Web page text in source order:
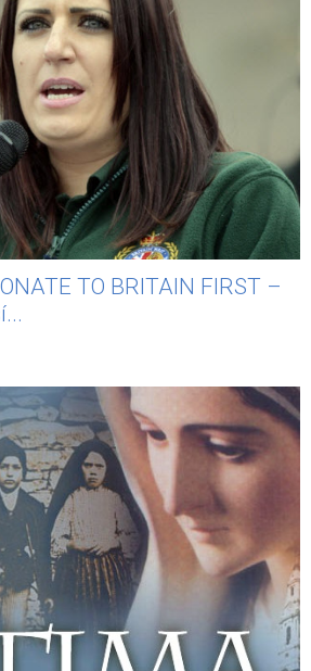
TO BRITAIN FIRST –